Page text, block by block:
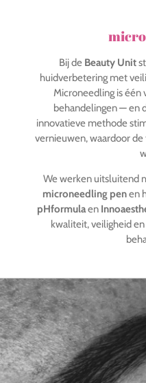
Bij de Beauty Unit
huidverbetering met
Microneedling is één
behandelingen — en
innovatieve methode
vernieuwen, waardoor
We werken uitsluitend
microneedling penen
pHformulaen
kwaliteit, veiligheid